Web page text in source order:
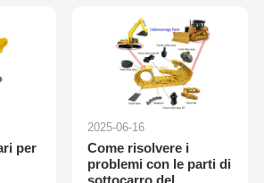
per
2025-06-16
Come risolvere i
problemi con le parti di
sottocarro del